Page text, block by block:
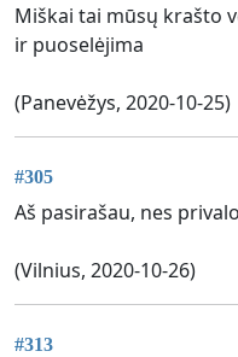
Miškai tai mūsų krašto
ir puoselėjima
(Panevėžys, 2020-10-25)
#305
Aš pasirašau, nes
(Vilnius, 2020-10-26)
#313